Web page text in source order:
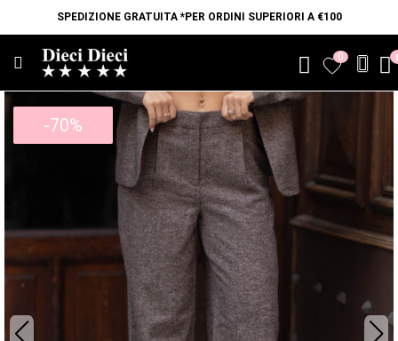
SPEDIZIONE GRATUITA *PER ORDINI SUPERIORI A €100
favorite0
-70%